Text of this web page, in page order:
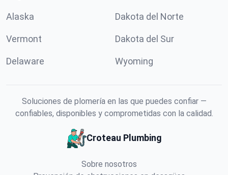
Alaska Dakota del Norte
Vermont Dakota del Sur
Delaware Wyoming
Soluciones de plomería en las que puedes confiar —
confiables, disponibles y comprometidas con la calidad.
Croteau Plumbing
Sobre nosotros